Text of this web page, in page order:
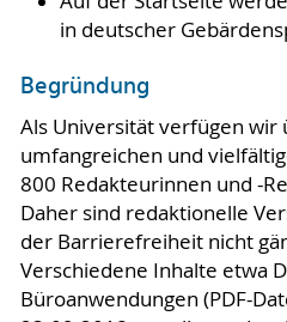
in deutscher
Begründung
Als Universität verfügen wir
umfangreichen und
800 Redakteurinnen und -
Daher sind redaktionelle
der Barrierefreiheit nicht
Verschiedene Inhalte etwa
Büroanwendungen (PDF-